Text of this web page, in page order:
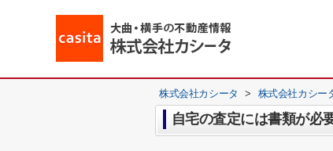
株式会社カシータ > 株式会社カシー
自宅の査定には書類が必